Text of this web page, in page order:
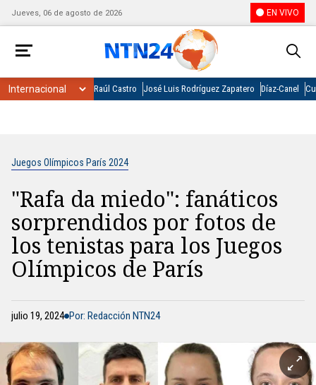
Jueves, 06 de agosto de 2026 EN VIVO
Raúl Castro José Luis Rodríguez Zapatero Díaz-Canel
Juegos Olímpicos París 2024
"Rafa da miedo": fanáticos
sorprendidos por fotos de
los tenistas para los Juegos
Olímpicos de París
julio 19, 2024 Por: Redacción NTN24